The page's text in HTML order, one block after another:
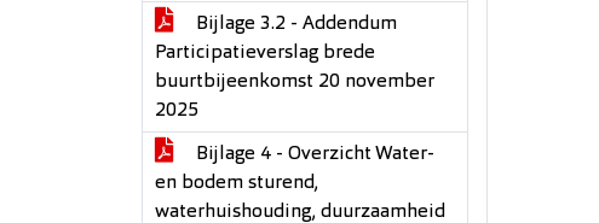
Bijlage 3.2 - Addendum
Participatieverslag brede
buurtbijeenkomst 20 november
2025
Bijlage 4 - Overzicht Water-
en bodem sturend,
waterhuishouding, duurzaamheid